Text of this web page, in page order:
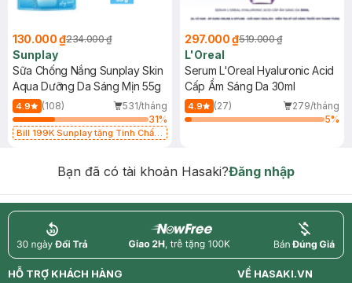
130.000 ₫234.000 ₫
Sunplay
Sữa Chống Nắng Sunplay Skin
Aqua Dưỡng Da Sáng Mịn 55g
4.9 (108)
531/tháng
31%
Bill 199K Sunplay tặng Tinh Chất
297.000 ₫519.000 ₫
L'Oreal
Serum L'Oreal Hyaluronic Acid
Cấp Ẩm Sáng Da 30ml
4.9 (27)
279/tháng
5%
Bạn đã có tài khoản Hasaki?Đăng nhập
return nowfree price
HỖ TRỢ KHÁCH HÀNG
VỀ HASAKI.VN